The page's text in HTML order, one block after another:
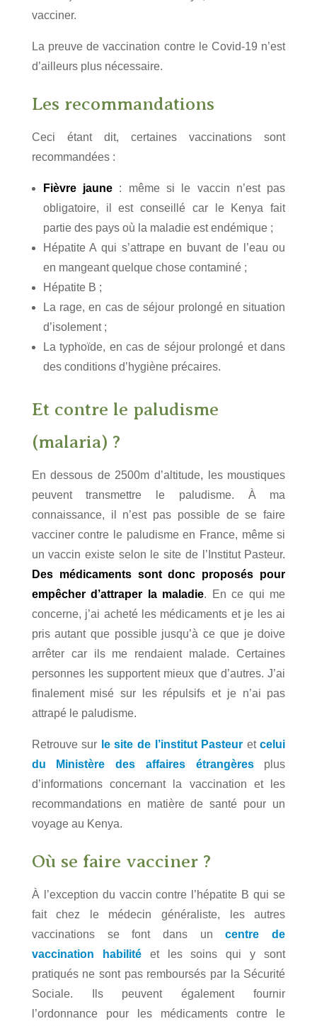
vacciner.
La preuve de vaccination contre le Covid-19 n’est
d’ailleurs plus nécessaire.
Les recommandations
Ceci étant dit, certaines vaccinations sont
recommandées :
Fièvre jaune : même si le vaccin n’est pas
obligatoire, il est conseillé car le Kenya fait
partie des pays où la maladie est endémique ;
Hépatite A qui s’attrape en buvant de l’eau ou
en mangeant quelque chose contaminé ;
Hépatite B ;
La rage, en cas de séjour prolongé en situation
d’isolement ;
La typhoïde, en cas de séjour prolongé et dans
des conditions d’hygiène précaires.
Et contre le paludisme
(malaria) ?
En dessous de 2500m d’altitude, les moustiques
peuvent transmettre le paludisme. À ma
connaissance, il n’est pas possible de se faire
vacciner contre le paludisme en France, même si
un vaccin existe selon le site de l’Institut Pasteur.
Des médicaments sont donc proposés pour
empêcher d’attraper la maladie. En ce qui me
concerne, j’ai acheté les médicaments et je les ai
pris autant que possible jusqu’à ce que je doive
arrêter car ils me rendaient malade. Certaines
personnes les supportent mieux que d’autres. J’ai
finalement misé sur les répulsifs et je n’ai pas
attrapé le paludisme.
Retrouve sur le site de l’institut Pasteur etcelui
du Ministère des affaires étrangèresplus
d’informations concernant la vaccination et les
recommandations en matière de santé pour un
voyage au Kenya.
Où se faire vacciner ?
À l’exception du vaccin contre l’hépatite B qui se
fait chez le médecin généraliste, les autres
vaccinations se font dans uncentre de
vaccination habilitéet les soins qui y sont
pratiqués ne sont pas remboursés par la Sécurité
Sociale. Ils peuvent également fournir
l’ordonnance pour les médicaments contre le